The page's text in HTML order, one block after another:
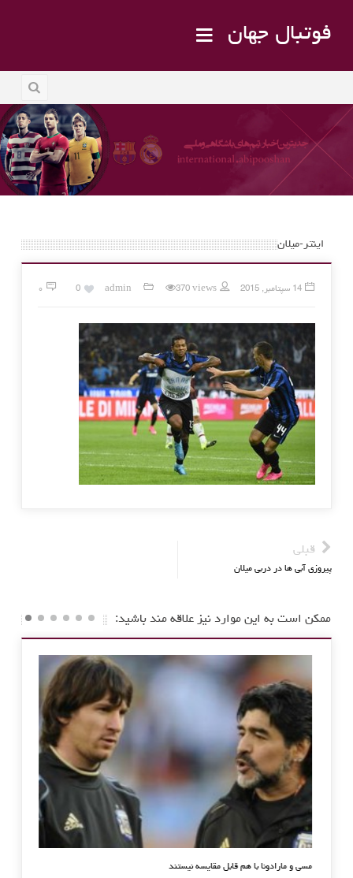
فوتبال جهان
اینتر-میلان
14 سپتامبر, 2015 admin 370 views
0 ۰
قبلی
پیروزی آبی ها در دربی میلان
ممکن است به این موارد نیز علاقه مند باشید:
بایرن در شب رویایی لواندوفسکی